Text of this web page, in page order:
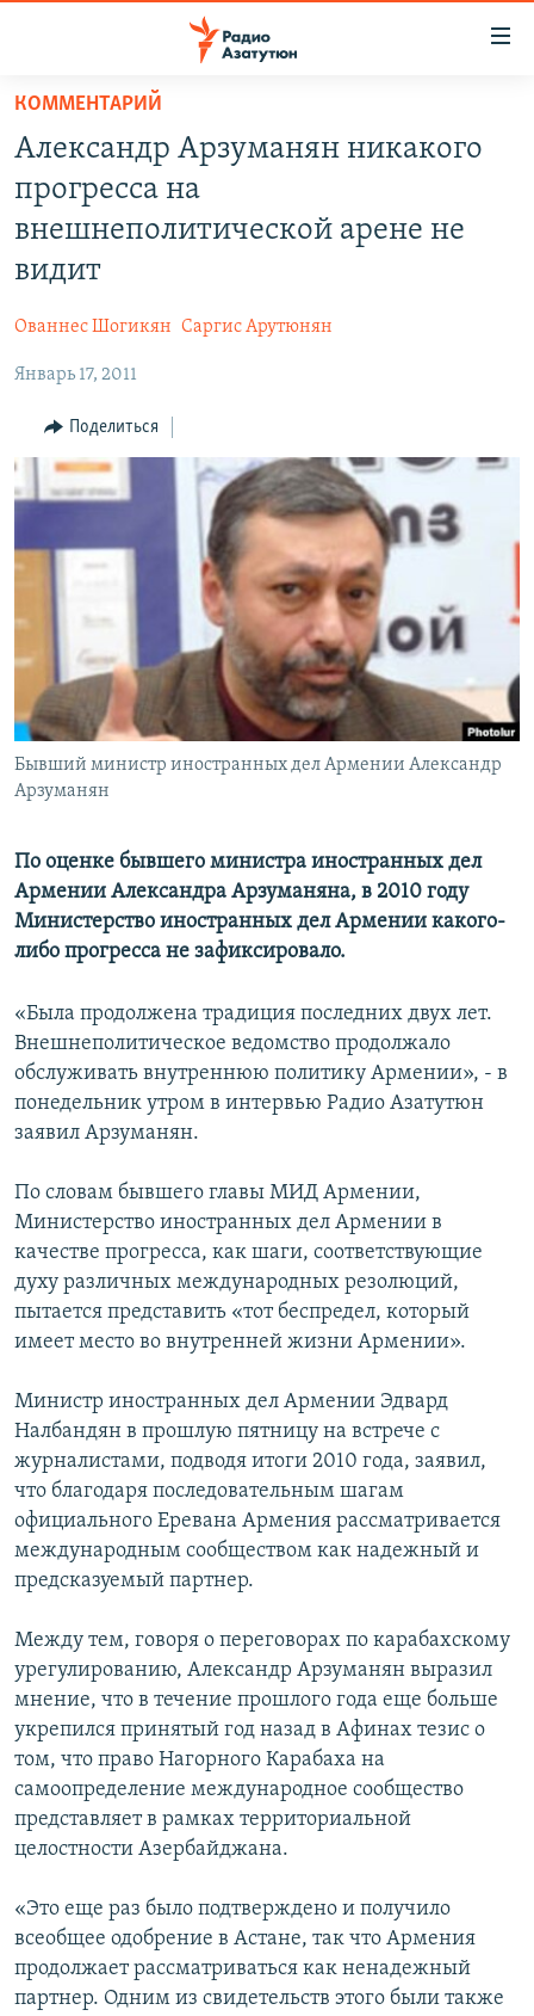
Перейти
основному
содержанию
Перейти
основной
Перейти
ПОЛИТИКА
НАГОРНЫЙ КАРАБАХ
КУЛЬТУРА
СПОРТ
English
Русский
Все сайты Радио Азатутюн
КОММЕНТАРИЙ
Александр Арзуманян никакого
прогресса на
внешнеполитической арене не
видит
Ованнес Шогикян Саргис Арутюнян
Январь 17, 2011
Поделиться
Бывший министр иностранных дел Армении Александр
Арзуманян
По оценке бывшего министра иностранных дел
Армении Александра Арзуманяна, в 2010 году
Министерство иностранных дел Армении какого-
либо прогресса не зафиксировало.
«Была продолжена традиция последних двух лет.
Внешнеполитическое ведомство продолжало
обслуживать внутреннюю политику Армении», - в
понедельник утром в интервью Радио Азатутюн
заявил Арзуманян.
По словам бывшего главы МИД Армении,
Министерство иностранных дел Армении в
качестве прогресса, как шаги, соответствующие
духу различных международных резолюций,
пытается представить «тот беспредел, который
имеет место во внутренней жизни Армении».
Министр иностранных дел Армении Эдвард
Налбандян в прошлую пятницу на встрече с
журналистами, подводя итоги 2010 года, заявил,
что благодаря последовательным шагам
официального Еревана Армения рассматривается
международным сообществом как надежный и
предсказуемый партнер.
Между тем, говоря о переговорах по карабахскому
урегулированию, Александр Арзуманян выразил
мнение, что в течение прошлого года еще больше
укрепился принятый год назад в Афинах тезис о
том, что право Нагорного Карабаха на
самоопределение международное сообщество
представляет в рамках территориальной
целостности Азербайджана.
«Это еще раз было подтверждено и получило
всеобщее одобрение в Астане, так что Армения
продолжает рассматриваться как ненадежный
партнер. Одним из свидетельств этого были также